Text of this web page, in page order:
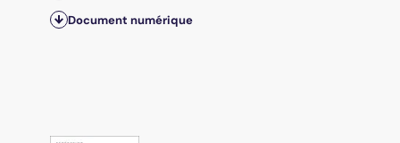
Document numérique